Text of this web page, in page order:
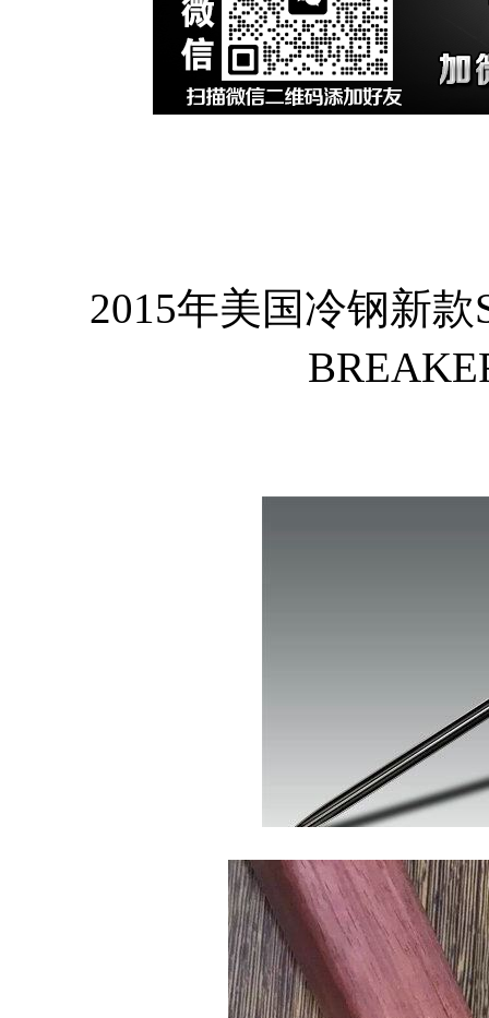
2015年美国冷钢新款